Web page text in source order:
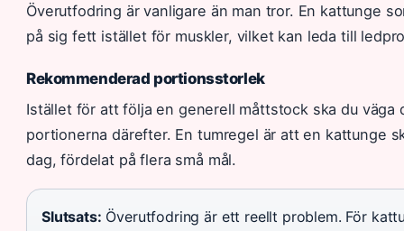
Överutfodring är vanligare än man tror. En kattunge
på sig fett istället för muskler, vilket kan leda till
Rekommenderad portionsstorlek
Istället för att följa en generell måttstock ska du
portionerna därefter. En tumregel är att en kattunge
dag, fördelat på flera små mål.
Slutsats: Överutfodring är ett reellt problem. För